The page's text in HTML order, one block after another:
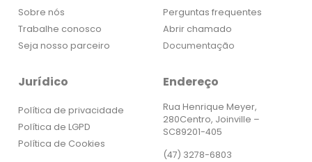
Sobre nós
Trabalhe conosco
Seja nosso parceiro
Perguntas frequentes
Abrir chamado
Documentação
Jurídico
Política de privacidade
Política de LGPD
Política de Cookies
Endereço
Rua Henrique Meyer,
280Centro, Joinville –
SC89201-405
(47) 3278-6803